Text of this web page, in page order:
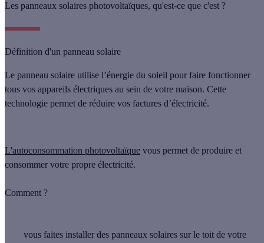
Les panneaux solaires photovoltaïques, qu'est-ce que c'est ?
Définition d'un panneau solaire
Le panneau solaire utilise l’énergie du soleil pour faire fonctionner
tous vos appareils électriques au sein de votre maison. Cette
technologie permet de réduire vos factures d’électricité.
L'autoconsommation photovoltaïque vous permet de produire et
consommer votre propre électricité.
Comment ?
vous faites installer des panneaux solaires sur le toit de votre